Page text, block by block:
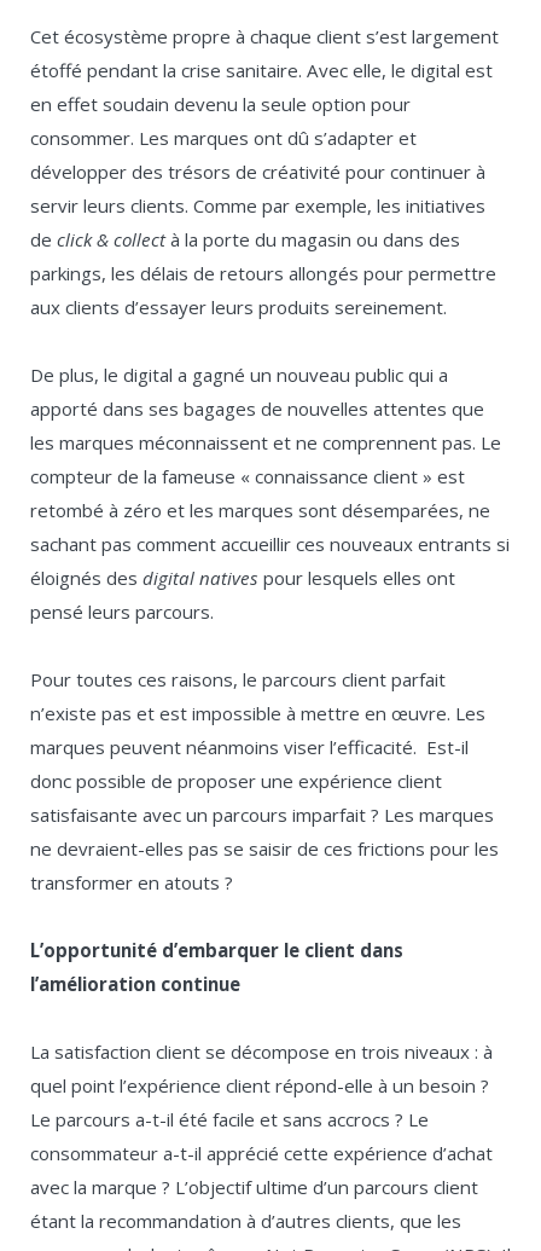
Cet écosystème propre à chaque client s’est largement
étoffé pendant la crise sanitaire. Avec elle, le digital est
en effet soudain devenu la seule option pour
consommer. Les marques ont dû s’adapter et
développer des trésors de créativité pour continuer à
servir leurs clients. Comme par exemple, les initiatives
de click & collectà la porte du magasin ou dans des
parkings, les délais de retours allongés pour permettre
aux clients d’essayer leurs produits sereinement.
De plus, le digital a gagné un nouveau public qui a
apporté dans ses bagages de nouvelles attentes que
les marques méconnaissent et ne comprennent pas. Le
compteur de la fameuse « connaissance client » est
retombé à zéro et les marques sont désemparées, ne
sachant pas comment accueillir ces nouveaux entrants si
éloignés des digital natives pour lesquels elles ont
pensé leurs parcours.
Pour toutes ces raisons, le parcours client parfait
n’existe pas et est impossible à mettre en œuvre. Les
marques peuvent néanmoins viser l’efficacité. Est-il
donc possible de proposer une expérience client
satisfaisante avec un parcours imparfait ? Les marques
ne devraient-elles pas se saisir de ces frictions pour les
transformer en atouts ?
L’opportunité d’embarquer le client dans
l’amélioration continue
La satisfaction client se décompose en trois niveaux : à
quel point l’expérience client répond-elle à un besoin ?
Le parcours a-t-il été facile et sans accrocs ? Le
consommateur a-t-il apprécié cette expérience d’achat
avec la marque ? L’objectif ultime d’un parcours client
étant la recommandation à d’autres clients, que les